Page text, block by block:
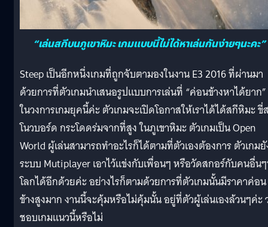
“เล่นสกีบนภูเขาหิมะ เกมแบบนี้ไม่ได้หาเล่นกันง่ายๆนะคะ”
Steep เป็นอีกหนึ่งเกมที่ถูกจับตามองในงาน E3 2016 ที่ผ่านมา
ด้วยการที่ตัวเกมนำเสนอรูปแบบการเล่นที่ “ค่อนข้างหาได้ยาก”
ในวงการเกมยุคนี้ค่ะ ตัวเกมจะเปิดโอกาสให้เราได้ได้สกีหิมะ ขี่
โนวบอร์ด กระโดดร่มจากที่สูง ในภูเขาหิมะ ตัวเกมเป็น Open
World ผู้เล่นสามารถทำอะไรก็ได้ตามที่ตัวเองต้องการ ตัวเกม
ระบบ Mutiplayer เอาไว้แข่งกับเพื่อนๆ หรือวัดสกอร์กับคนอื่น
โลกได้อีกด้วยค่ะ อย่างไรก็ตามด้วยการที่ตัวเกมนั้นมีราคาค่อน
ข้างสูงมาก งานนี้จะคุ้มหรือไม่คุ้มนั้น อยู่ที่ตัวผู้เล่นเองล้วนๆค่ะ
ชอบเกมแนวนี้หรือไม่